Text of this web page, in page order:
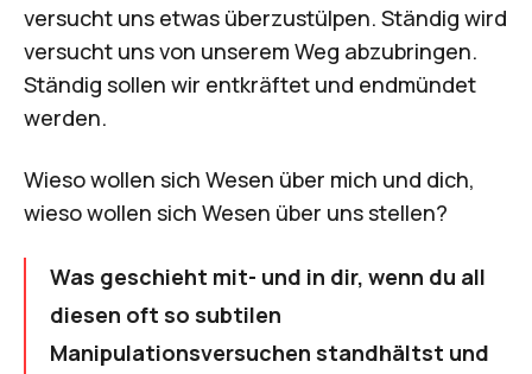
versucht uns etwas überzustülpen. Ständig wird
versucht uns von unserem Weg abzubringen.
Ständig sollen wir entkräftet und endmündet
werden.
Wieso wollen sich Wesen über mich und dich,
wieso wollen sich Wesen über uns stellen?
Was geschieht mit- und in dir, wenn du all
diesen oft so subtilen
Manipulationsversuchen standhältst und